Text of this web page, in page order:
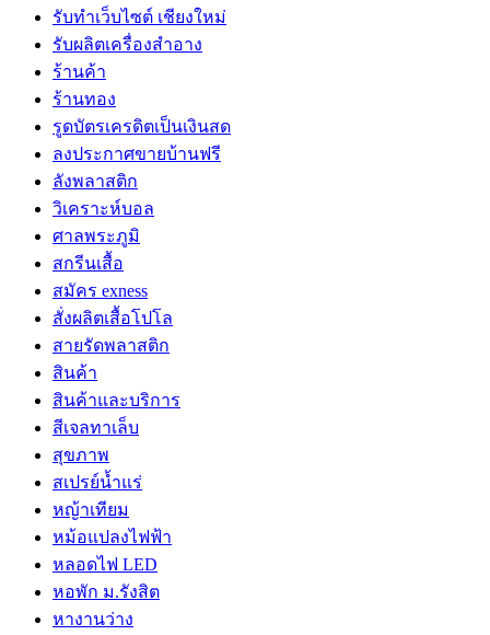
รับทำเว็บไซต์ เชียงใหม่
รับผลิตเครื่องสำอาง
ร้านค้า
ร้านทอง
รูดบัตรเครดิตเป็นเงินสด
ลงประกาศขายบ้านฟรี
ลังพลาสติก
วิเคราะห์บอล
ศาลพระภูมิ
สกรีนเสื้อ
สมัคร exness
สั่งผลิตเสื้อโปโล
สายรัดพลาสติก
สินค้า
สินค้าและบริการ
สีเจลทาเล็บ
สุขภาพ
สเปรย์น้ำแร่
หญ้าเทียม
หม้อแปลงไฟฟ้า
หลอดไฟ LED
หอพัก ม.รังสิต
หางานว่าง